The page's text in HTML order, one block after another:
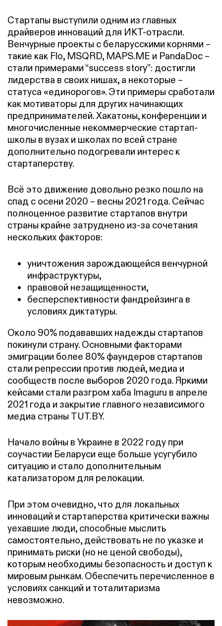
Стартапы выступили одним из главных
драйверов инноваций для ИКТ-отрасли.
Венчурные проекты с беларусскими корнями –
такие как Flo, MSQRD, MAPS.ME и PandaDoc –
стали примерами “success story”: достигли
лидерства в своих нишах, а некоторые –
статуса «единорогов». Эти примеры сработали
как мотиваторы для других начинающих
предпринимателей. Хакатоны, конференции и
многочисленные некоммерческие стартап-
школы в вузах и школах по всей стране
дополнительно подогревали интерес к
стартаперству.
Всё это движение довольно резко пошло на
спад с осени 2020 – весны 2021 года. Сейчас
полноценное развитие стартапов внутри
страны крайне затруднено из-за сочетания
нескольких факторов:
уничтожения зарождающейся венчурной
инфраструктуры,
правовой незащищенности,
бесперспективности фандрейзинга в
условиях диктатуры.
Около 90% подававших надежды стартапов
покинули страну. Основными факторами
эмиграции более 80% фаундеров стартапов
стали репрессии против людей, медиа и
сообществ после выборов 2020 года. Яркими
кейсами стали разгром хаба Imaguru в апреле
2021 года и закрытие главного независимого
медиа страны TUT.BY.
Начало войны в Украине в 2022 году при
соучастии Беларуси еще больше усугубило
ситуацию и стало дополнительным
катализатором для релокации.
При этом очевидно, что для локальных
инноваций и стартаперства критически важны
уехавшие люди, способные мыслить
самостоятельно, действовать не по указке и
принимать риски (но не ценой свободы),
которым необходимы безопасность и доступ к
мировым рынкам. Обеспечить перечисленное в
условиях санкций и тоталитаризма
невозможно.